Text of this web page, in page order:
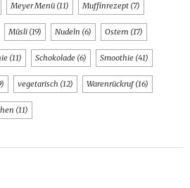
Meyer Menü (11) Muffinrezept (7)
Müsli (19) Nudeln (6) Ostern (17)
(11) Schokolade (6) Smoothie (41)
vegetarisch (12) Warenrückruf(16)
(11)